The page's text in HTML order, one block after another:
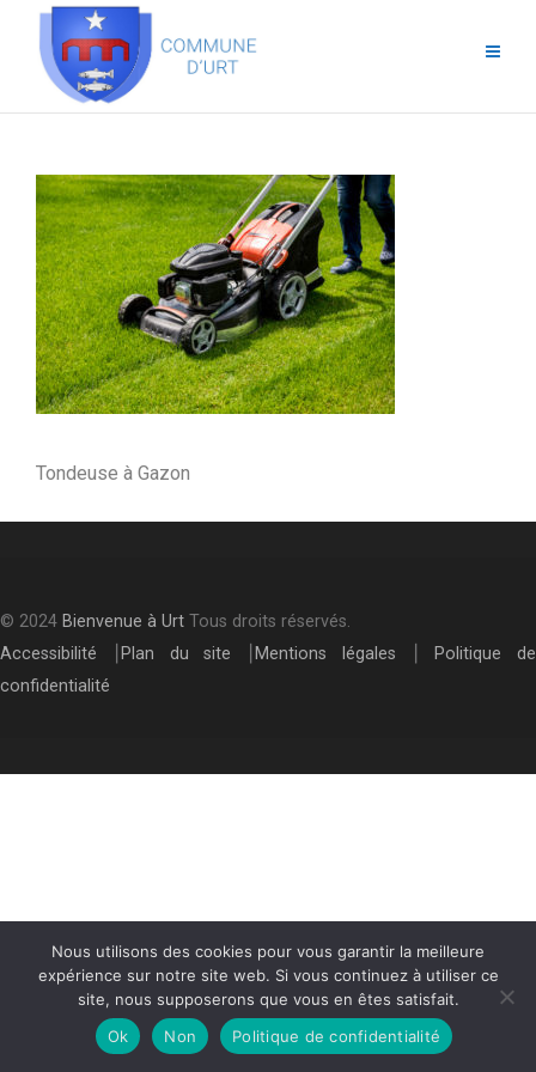
Tondeuse à Gazon
© 2024 Bienvenue à Urt Tous droits réservés.
Accessibilité
Plan du site Mentions légales
Politique de
confidentialité
Nous utilisons des cookies pour vous garantir la meilleure
expérience sur notre site web. Si vous continuez à utiliser ce
site, nous supposerons que vous en êtes satisfait.
Ok
Non Politique de confidentialité